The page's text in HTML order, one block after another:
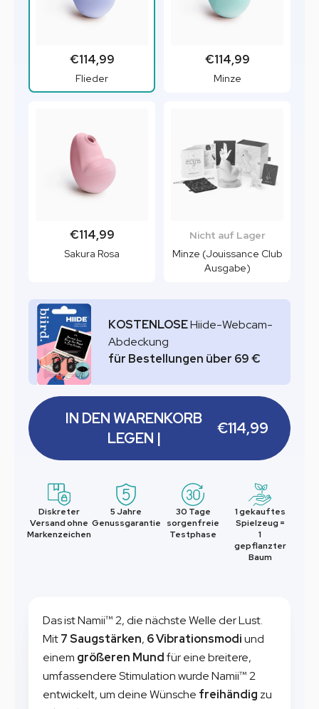
€114,99
Flieder
€114,99
Minze
€114,99
Sakura Rosa
Nicht auf Lager
Minze (Jouissance Club
Ausgabe)
KOSTENLOSEHiide-Webcam-
Abdeckung
für Bestellungen über 69 €
IN DEN WARENKORB
LEGEN |
€114,99
Diskreter
Versand ohne
Markenzeichen
5 Jahre
Genussgarantie
30 Tage
sorgenfreie
Testphase
1 gekauftes
Spielzeug =
1
gepflanzter
Baum
Das ist Namii™ 2, die nächste Welle der Lust.
Mit7 Saugstärken, 6 Vibrationsmodiund
einem größeren Mundfür eine breitere,
umfassendere Stimulation wurde Namii™ 2
entwickelt, um deine Wünsche freihändig zu